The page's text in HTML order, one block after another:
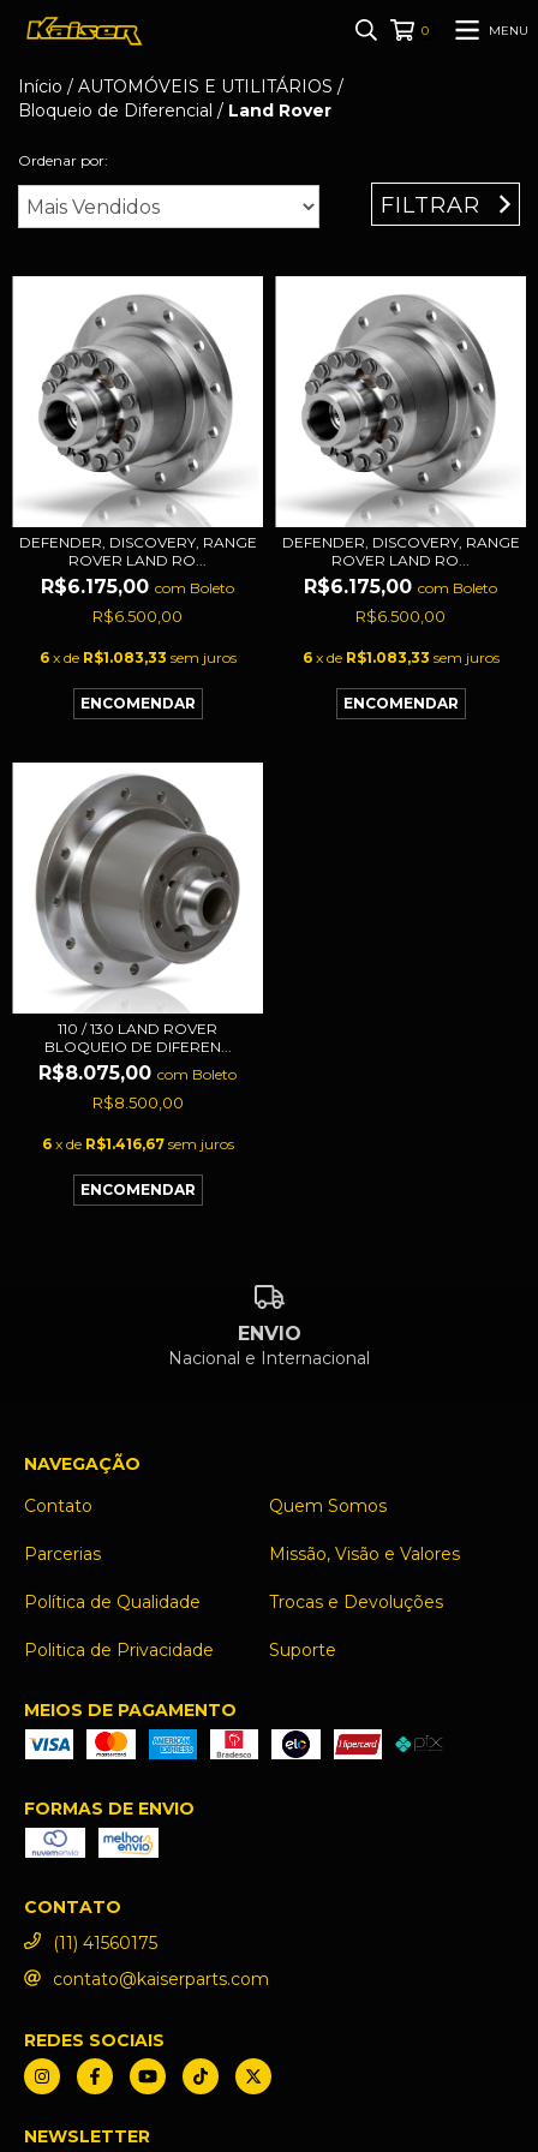
0 MENU
Início / AUTOMÓVEIS E UTILITÁRIOS /
Bloqueio de Diferencial / Land Rover
Ordenar por:
FILTRAR
DEFENDER, DISCOVERY, RANGE
ROVER LAND RO...
R$6.175,00 com Boleto
R$6.500,00
6 x de R$1.083,33 sem juros
DEFENDER, DISCOVERY, RANGE
ROVER LAND RO...
R$6.175,00 com Boleto
R$6.500,00
6 x de R$1.083,33 sem juros
110 / 130 LAND ROVER
BLOQUEIO DE DIFEREN...
R$8.075,00 com Boleto
R$8.500,00
6 x de R$1.416,67 sem juros
ENVIO
Nacional e Internacional
NAVEGAÇÃO
Contato
Quem Somos
Parcerias Missão, Visão e Valores
Política de Qualidade Trocas e Devoluções
Politica de Privacidade Suporte
MEIOS DE PAGAMENTO
FORMAS DE ENVIO
CONTATO
(11) 41560175
contato@kaiserparts.com
REDES SOCIAIS
NEWSLETTER